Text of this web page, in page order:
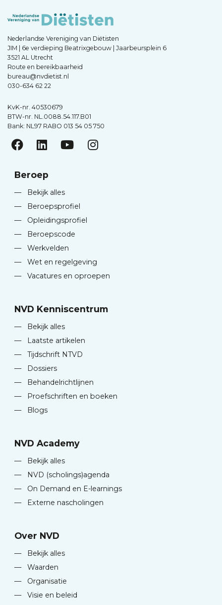
Nederlandse Vereniging van Diëtisten
JIM | 6e verdieping Beatrixgebouw | Jaarbeursplein 6
3521 AL Utrecht
Route en bereikbaarheid
bureau@nvdietist.nl
030-634 62 22
KvK-nr. 40530679
BTW-nr. NL.0088.54.117.B01
Bank: NL97 RABO 013 54 05 750
Beroep
—
Bekijk alles
—
Beroepsprofiel
—
Opleidingsprofiel
—
Beroepscode
—
Werkvelden
—
Wet en regelgeving
—
Vacatures en oproepen
NVD Kenniscentrum
—
Bekijk alles
—
Laatste artikelen
—
Tijdschrift NTVD
—
Dossiers
—
Behandelrichtlijnen
—
Proefschriften en boeken
—
Blogs
NVD Academy
—
Bekijk alles
—
NVD (scholings)agenda
—
On Demand en E-learnings
—
Externe nascholingen
Over NVD
—
Bekijk alles
—
Waarden
—
Organisatie
—
Visie en beleid